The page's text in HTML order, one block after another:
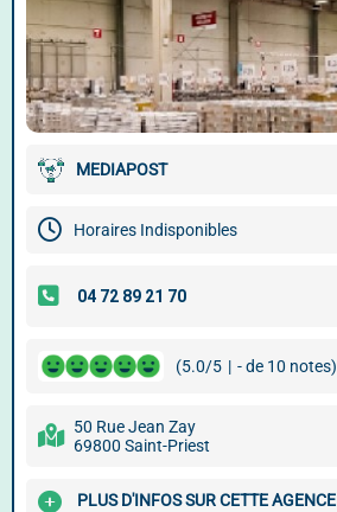
MEDIAPOST
Horaires Indisponibles
(5.0/5 | - de 10 notes)
50 Rue Jean Zay
69800 Saint-Priest
PLUS D'INFOS SUR CETTE AGENCE